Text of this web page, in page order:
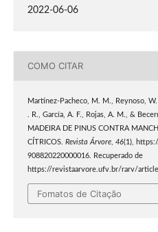
2022-06-06
COMO CITAR
Martínez-Pacheco, M. M., Reynoso,
. R., García, A. F., Rojas, A. M., &
MADEIRA DE PINUS CONTRA
CÍTRICOS. Revista Árvore, 46(1),
908820220000016. Recuperado de
https://revistaarvore.ufv.br/rarv/
Fomatos de Citação